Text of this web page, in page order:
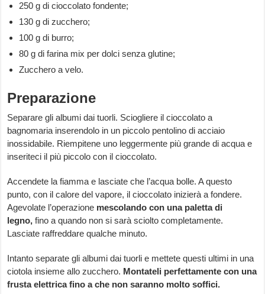
250 g di cioccolato fondente;
130 g di zucchero;
100 g di burro;
80 g di farina mix per dolci senza glutine;
Zucchero a velo.
Preparazione
Separare gli albumi dai tuorli. Sciogliere il cioccolato a
bagnomaria inserendolo in un piccolo pentolino di acciaio
inossidabile. Riempitene uno leggermente più grande di acqua e
inseriteci il più piccolo con il cioccolato.
Accendete la fiamma e lasciate che l’acqua bolle. A questo
punto, con il calore del vapore, il cioccolato inizierà a fondere.
Agevolate l’operazione mescolando con una paletta di
legno, fino a quando non si sarà sciolto completamente.
Lasciate raffreddare qualche minuto.
Intanto separate gli albumi dai tuorli e mettete questi ultimi in una
ciotola insieme allo zucchero. Montateli perfettamente con una
frusta elettrica fino a che non saranno molto soffici.